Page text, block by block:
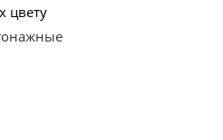
цвету